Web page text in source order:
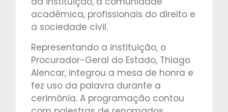
acadêmica, profissionais do direito e
a sociedade civil.
Representando a instituição, o
Procurador-Geral do Estado, Thiago
Alencar, integrou a mesa de honra e
fez uso da palavra durante a
cerimônia. A programação contou